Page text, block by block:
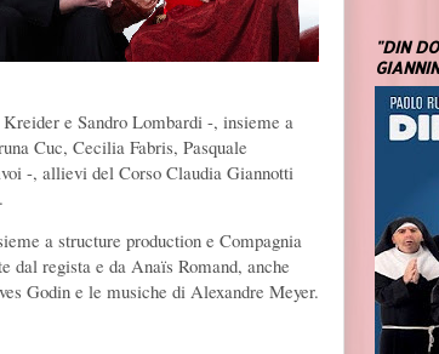
e Sandro Lombardi -, insieme a
Cuc, Cecilia Fabris, Pasquale
-, allievi del Corso Claudia Giannotti
a structure production e Compagnia
dal regista e da Anaïs Romand, anche
Godin e le musiche di Alexandre Meyer.
"DIN